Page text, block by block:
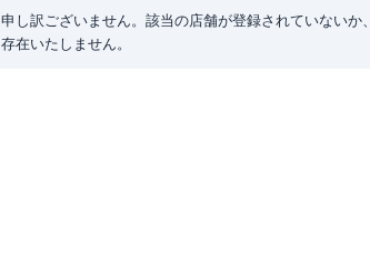
申し訳ございません。該当の店舗が登録されていないか、
存在いたしません。